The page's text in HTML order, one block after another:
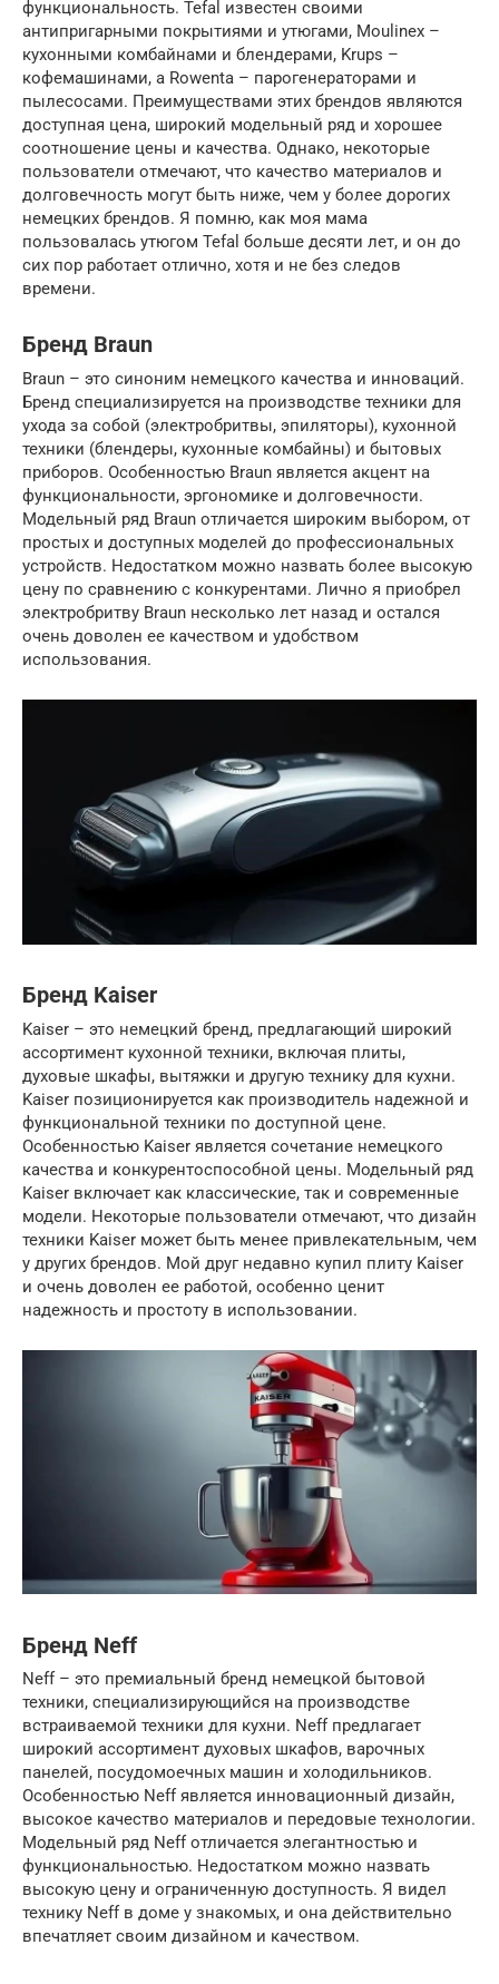
функциональность. Tefal известен своими
антипригарными покрытиями и утюгами, Moulinex –
кухонными комбайнами и блендерами, Krups –
кофемашинами, а Rowenta – парогенераторами и
пылесосами. Преимуществами этих брендов являются
доступная цена, широкий модельный ряд и хорошее
соотношение цены и качества. Однако, некоторые
пользователи отмечают, что качество материалов и
долговечность могут быть ниже, чем у более дорогих
немецких брендов. Я помню, как моя мама
пользовалась утюгом Tefal больше десяти лет, и он до
сих пор работает отлично, хотя и не без следов
времени.
Бренд Braun
Braun – это синоним немецкого качества и инноваций.
Бренд специализируется на производстве техники для
ухода за собой (электробритвы, эпиляторы), кухонной
техники (блендеры, кухонные комбайны) и бытовых
приборов. Особенностью Braun является акцент на
функциональности, эргономике и долговечности.
Модельный ряд Braun отличается широким выбором, от
простых и доступных моделей до профессиональных
устройств. Недостатком можно назвать более высокую
цену по сравнению с конкурентами. Лично я приобрел
электробритву Braun несколько лет назад и остался
очень доволен ее качеством и удобством
использования.
Бренд Kaiser
Kaiser – это немецкий бренд, предлагающий широкий
ассортимент кухонной техники, включая плиты,
духовые шкафы, вытяжки и другую технику для кухни.
Kaiser позиционируется как производитель надежной и
функциональной техники по доступной цене.
Особенностью Kaiser является сочетание немецкого
качества и конкурентоспособной цены. Модельный ряд
Kaiser включает как классические, так и современные
модели. Некоторые пользователи отмечают, что дизайн
техники Kaiser может быть менее привлекательным, чем
у других брендов. Мой друг недавно купил плиту Kaiser
и очень доволен ее работой, особенно ценит
надежность и простоту в использовании.
Бренд Neff
Neff – это премиальный бренд немецкой бытовой
техники, специализирующийся на производстве
встраиваемой техники для кухни. Neff предлагает
широкий ассортимент духовых шкафов, варочных
панелей, посудомоечных машин и холодильников.
Особенностью Neff является инновационный дизайн,
высокое качество материалов и передовые технологии.
Модельный ряд Neff отличается элегантностью и
функциональностью. Недостатком можно назвать
высокую цену и ограниченную доступность. Я видел
технику Neff в доме у знакомых, и она действительно
впечатляет своим дизайном и качеством.